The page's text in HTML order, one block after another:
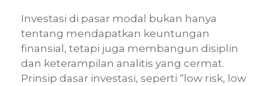
Investasi di pasar modal bukan hanya
tentang mendapatkan keuntungan
finansial, tetapi juga membangun disiplin
dan keterampilan analitis yang cermat.
Prinsip dasar investasi, seperti “low risk, low